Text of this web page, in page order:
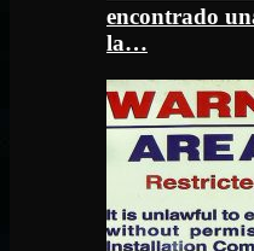
encontrado
la…